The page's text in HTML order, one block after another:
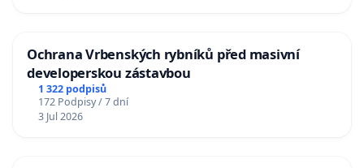
Ochrana Vrbenských rybníků před masivní
developerskou zástavbou
1 322 podpisů
172 Podpisy / 7 dní
3 Jul 2026